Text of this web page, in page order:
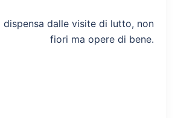
dispensa dalle visite di lutto, non
fiori ma opere di bene.